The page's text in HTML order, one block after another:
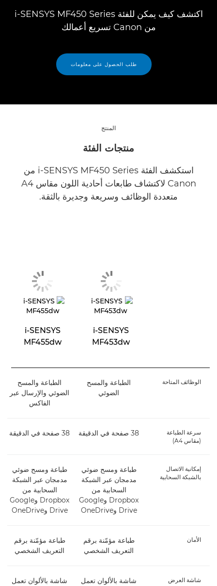
اكتشف كيف يمكن للفئة i-SENSYS MF450 Series
من Canon تسريع أعمالك
طلب الحصول على معلومات
المنتج
منتجات الفئة
استكشف الفئة i-SENSYS MF450 Series من
Canon لاكتشاف طابعات أحادية اللون مقاس A4
متعددة الوظائف وسريعة وجديرة بالثقة.
i-SENSYS
MF453dw
i-SENSYS
MF455dw
الوظائف المتاحة
الطباعة والمسح
الضوئي
الطباعة والمسح
الضوئي والإرسال عبر
الفاكس
سرعة الطباعة
(مقاس A4)
38 صفحة في الدقيقة 38 صفحة في الدقيقة
إمكانية الاتصال
بالشبكة السحابية
طباعة ومسح ضوئي
مدمجان عبر الشبكة
السحابية من
Dropbox وGoogle
Drive وOneDrive
طباعة ومسح ضوئي
مدمجان عبر الشبكة
السحابية من
Dropbox وGoogle
Drive وOneDrive
الأمان
طباعة مؤمّنة برقم
التعريف الشخصي
طباعة مؤمّنة برقم
التعريف الشخصي
شاشة العرض
شاشة بالألوان تعمل
شاشة بالألوان تعمل